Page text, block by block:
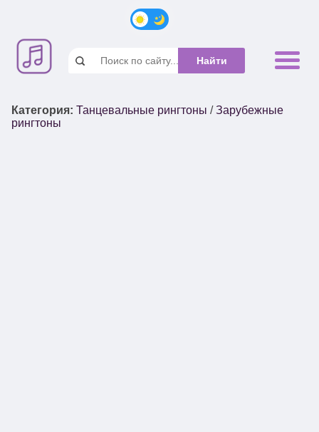
Категория: Танцевальные рингтоны /Зарубежные
рингтоны